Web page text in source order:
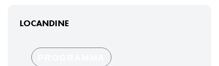
LOCANDINE